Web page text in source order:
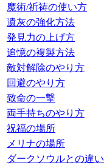
魔術/祈祷の使い方
遺灰の強化方法
発見力の上げ方
追憶の複製方法
敵対解除のやり方
回避のやり方
致命の一撃
両手持ちのやり方
祝福の場所
メリナの場所
ダークソウルとの違い